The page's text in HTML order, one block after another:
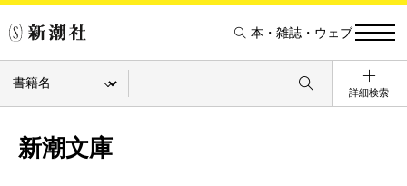
本・雑誌・ウェブ
詳細検索
新潮文庫